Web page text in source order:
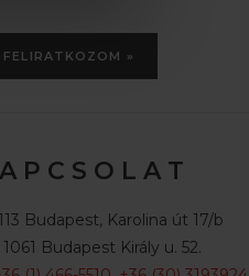
FELIRATKOZOM »
P C S O L A T
Budapest, Karolina út 17/b
Budapest Király u. 52.